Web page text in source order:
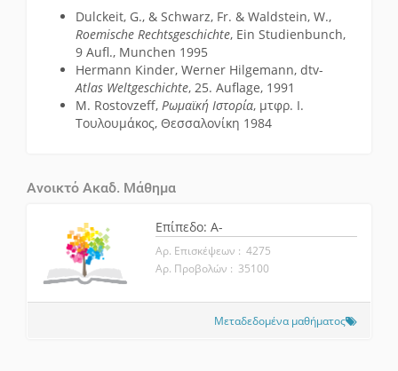
Dulckeit, G., & Schwarz, Fr. & Waldstein, W.,
Roemische Rechtsgeschichte, Ein Studienbunch,
9 Aufl., Munchen 1995
Hermann Kinder, Werner Hilgemann, dtv-
Atlas Weltgeschichte, 25. Auflage, 1991
M. Rostovzeff, Ρωμαϊκή Ιστορία, μτφρ. Ι.
Τουλουμάκος, Θεσσαλονίκη 1984
Ανοικτό Ακαδ. Μάθημα
Επίπεδο: A-
Αρ. Επισκέψεων : 4275
Αρ. Προβολών : 35100
Μεταδεδομένα μαθήματος